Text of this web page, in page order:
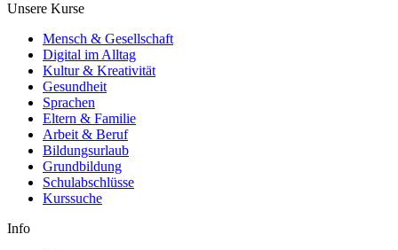
Unsere Kurse
Mensch & Gesellschaft
Digital im Alltag
Kultur & Kreativität
Gesundheit
Sprachen
Eltern & Familie
Arbeit & Beruf
Bildungsurlaub
Grundbildung
Schulabschlüsse
Kurssuche
Info